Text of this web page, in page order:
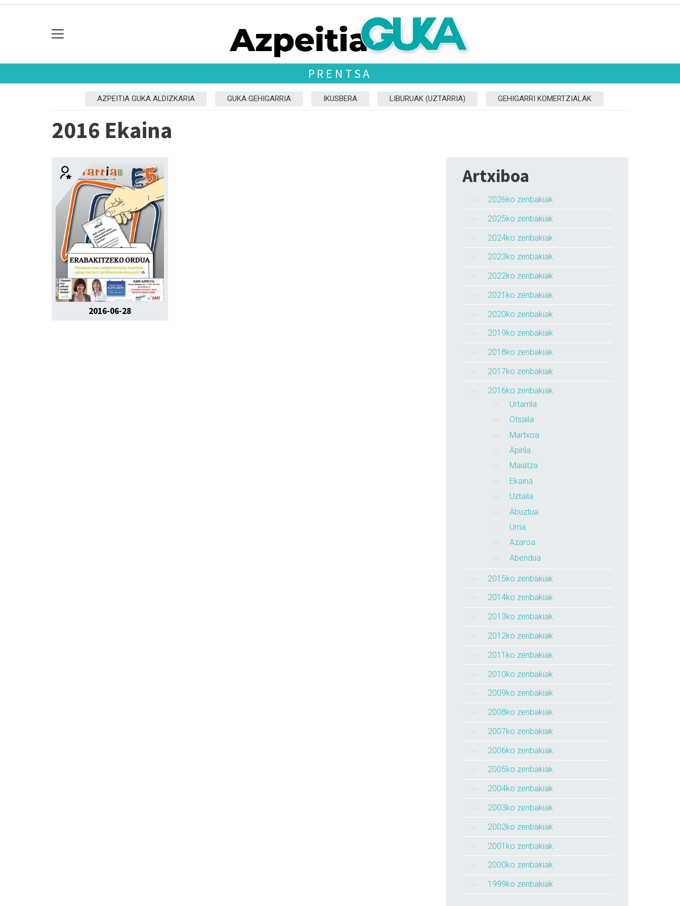
PRENTSA
AZPEITIA GUKA ALDIZKARIA GUKA GEHIGARRIA IKUSBERA LIBURUAK (UZTARRIA) GEHIGARRI KOMERTZIALAK
2016 Ekaina
2016-06-28
Artxiboa
2026ko zenbakiak
2025ko zenbakiak
2024ko zenbakiak
2023ko zenbakiak
2022ko zenbakiak
2021ko zenbakiak
2020ko zenbakiak
2019ko zenbakiak
2018ko zenbakiak
2017ko zenbakiak
2016ko zenbakiak
Urtarrila
Otsaila
Martxoa
Apirila
Maiatza
Ekaina
Uztaila
Abuztua
Urria
Azaroa
Abendua
2015ko zenbakiak
2014ko zenbakiak
2013ko zenbakiak
2012ko zenbakiak
2011ko zenbakiak
2010ko zenbakiak
2009ko zenbakiak
2008ko zenbakiak
2007ko zenbakiak
2006ko zenbakiak
2005ko zenbakiak
2004ko zenbakiak
2003ko zenbakiak
2002ko zenbakiak
2001ko zenbakiak
2000ko zenbakiak
1999ko zenbakiak